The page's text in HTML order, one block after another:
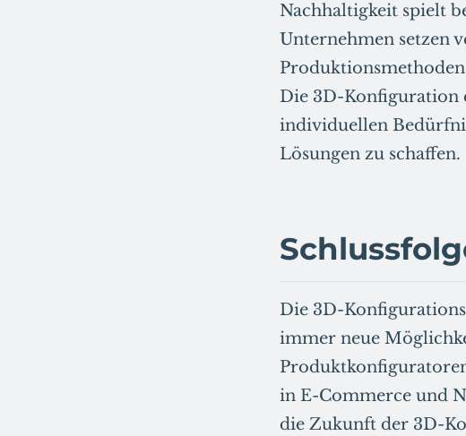
Nachhaltigkeit spielt
Unternehmen setzen
Die 3D-Konfiguration
individuellen
Lösungen zu schaffen.
Die 3D-
immer neue
in E-Commerce und
die Zukunft der 3D-